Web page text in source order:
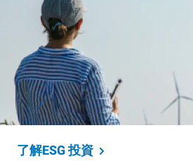
了解ESG投資